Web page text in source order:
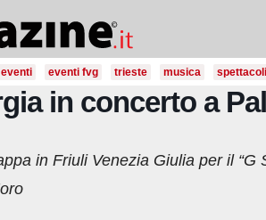
eventi eventi fvg trieste musica spettacoli
in concerto a
in Friuli Venezia Giulia per il